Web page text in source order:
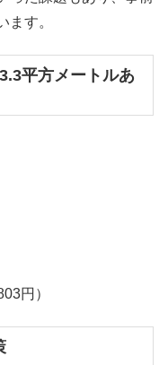
ます。
平方メートルあ
円）